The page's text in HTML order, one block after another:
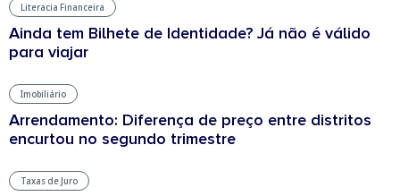
Literacia Financeira
Ainda tem Bilhete de Identidade? Já não é válido
para viajar
Imobiliário
Arrendamento: Diferença de preço entre distritos
encurtou no segundo trimestre
Taxas de Juro